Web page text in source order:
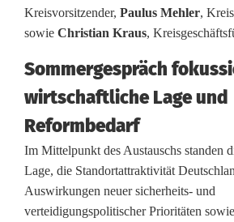
l
t
a
n
d
Kreisvorsitzender, Paulus Mehler,
sowie Christian Kraus,
Sommergespräch
wirtschaftliche Lage und
Reformbedarf
Im Mittelpunkt des Austauschs standen
Lage, die Standortattraktivität
Auswirkungen neuer sicherheits- und
verteidigungspolitischer Prioritäten